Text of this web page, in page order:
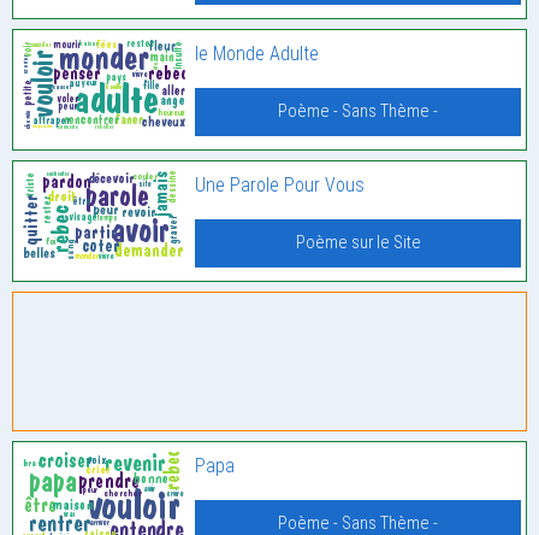
le Monde Adulte
Poème - Sans Thème -
Une Parole Pour Vous
Poème sur le Site
Papa
Poème - Sans Thème -